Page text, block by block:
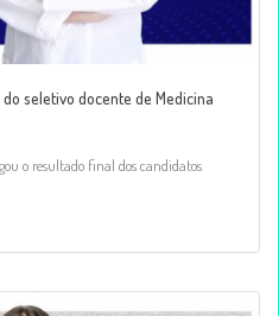
seletivo docente de Medicina
o resultado final dos candidatos